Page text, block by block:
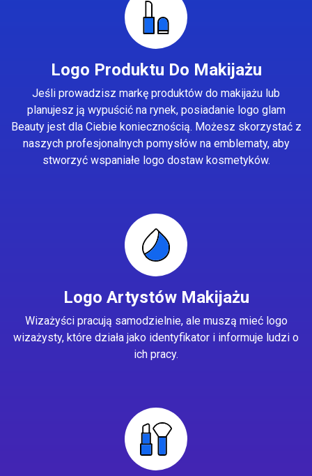
Logo Produktu Do Makijażu
Jeśli prowadzisz markę produktów do makijażu lub
planujesz ją wypuścić na rynek, posiadanie logo glam
Beauty jest dla Ciebie koniecznością. Możesz skorzystać z
naszych profesjonalnych pomysłów na emblematy, aby
stworzyć wspaniałe logo dostaw kosmetyków.
Logo Artystów Makijażu
Wizażyści pracują samodzielnie, ale muszą mieć logo
wizażysty, które działa jako identyfikator i informuje ludzi o
ich pracy.